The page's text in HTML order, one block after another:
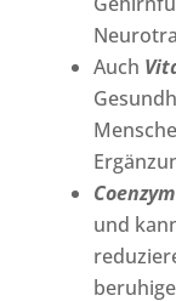
Auch
und